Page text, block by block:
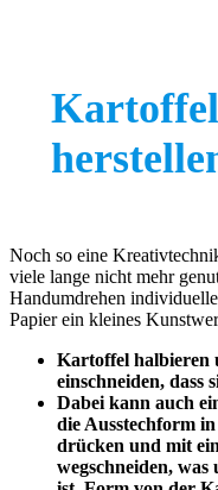
Noch so eine
viele lange nicht mehr
Handumdrehen
Papier ein kleines
Kartoffel halbieren
einschneiden, dass
Dabei kann auch
die Ausstechform
drücken und mit
wegschneiden,